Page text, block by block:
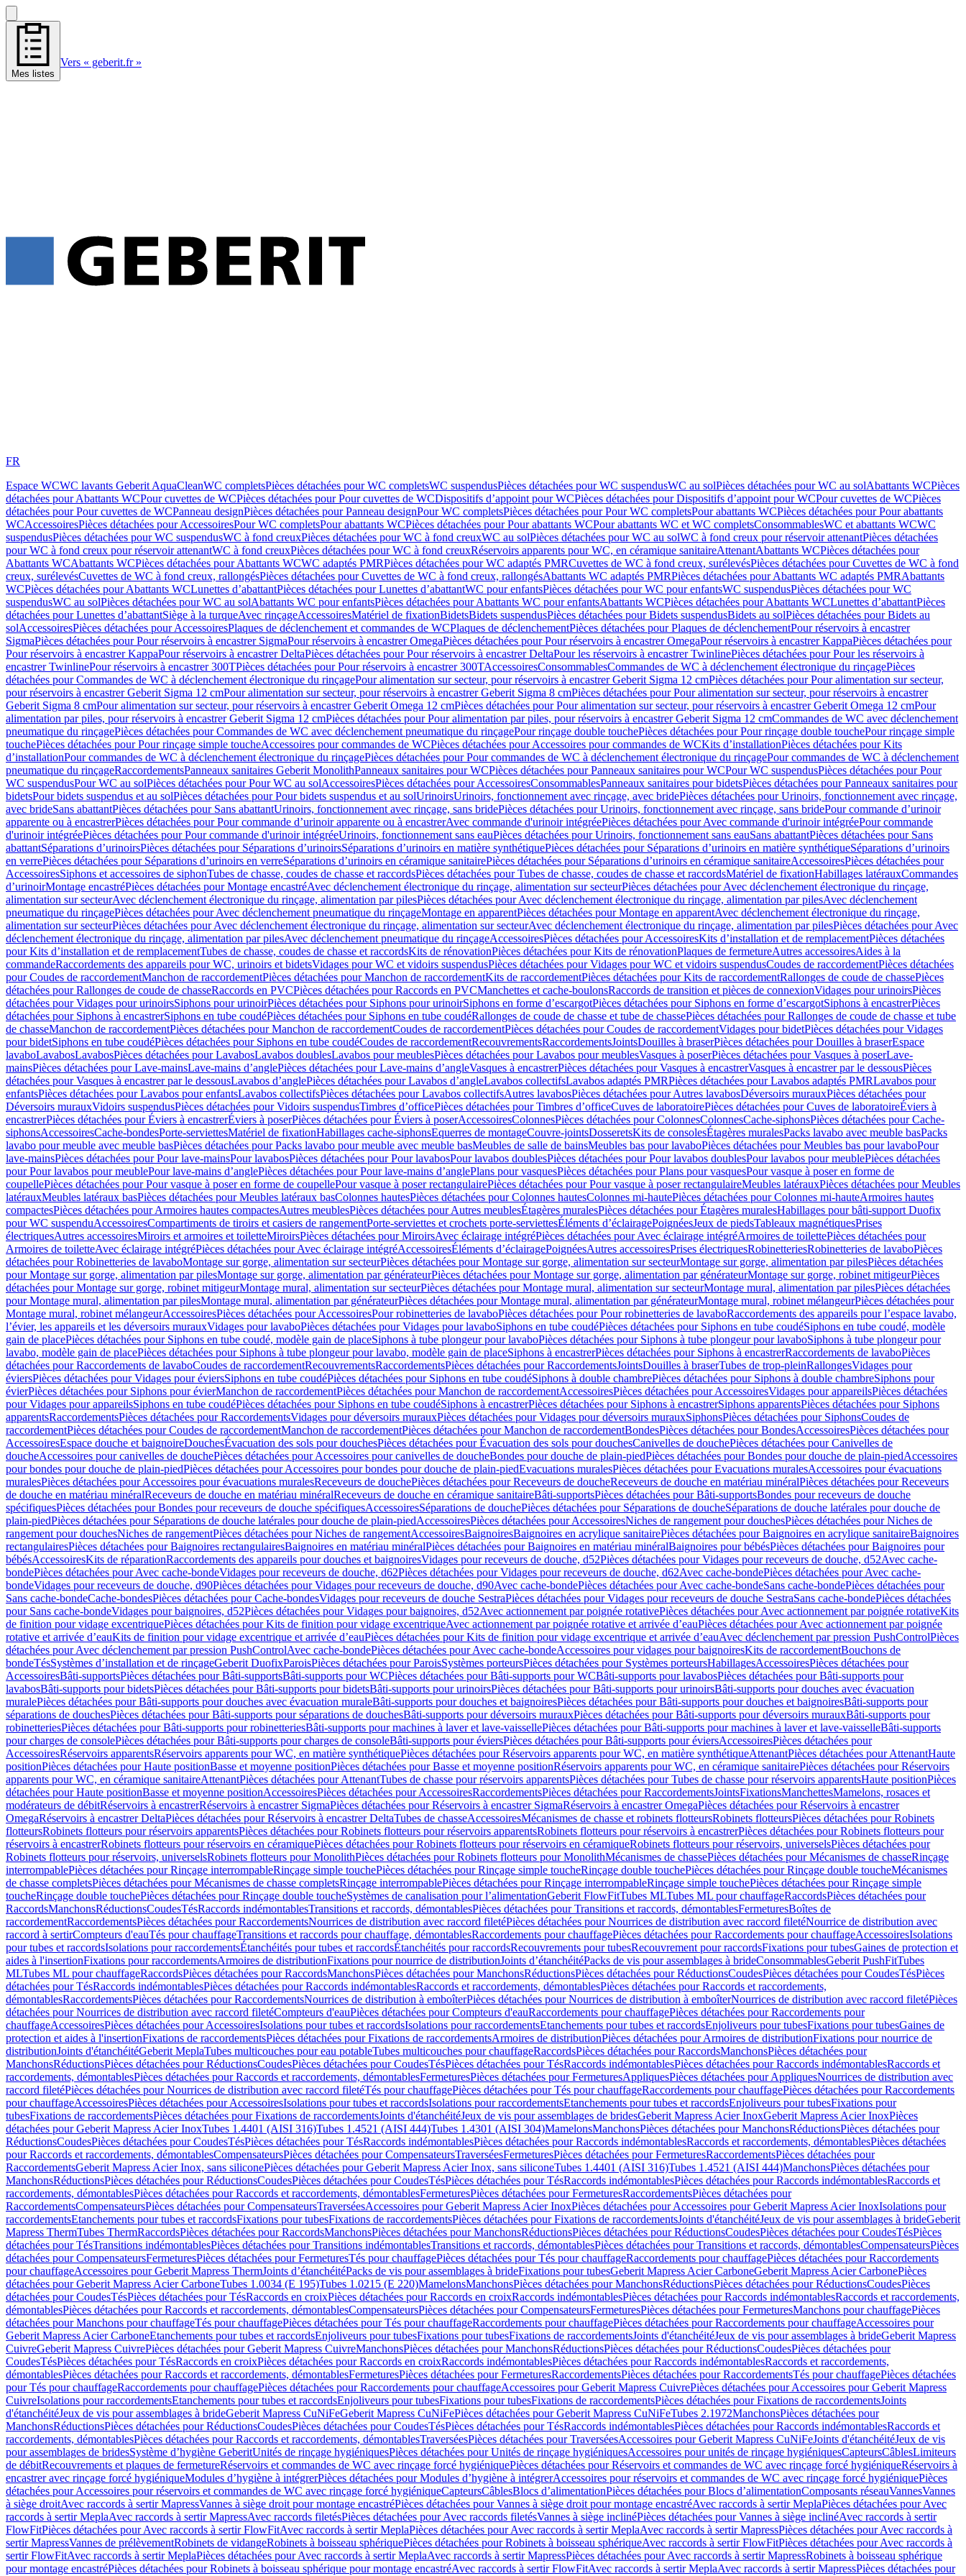
Mes listes
Vers « geberit.fr »
FR
Espace WCWC lavants Geberit AquaCleanWC completsPièces détachées pour WC completsWC suspendusPièces détachées pour WC suspendusWC au solPièces détachées pour WC au solAbattants WCPièces
détachées pour Abattants WCPour cuvettes de WCPièces détachées pour Pour cuvettes de WCDispositifs d’appoint pour WCPièces détachées pour Dispositifs d’appoint pour WCPour cuvettes de WCPièces
détachées pour Pour cuvettes de WCPanneau designPièces détachées pour Panneau designPour WC completsPièces détachées pour Pour WC completsPour abattants WCPièces détachées pour Pour abattants
WCAccessoiresPièces détachées pour AccessoiresPour WC completsPour abattants WCPièces détachées pour Pour abattants WCPour abattants WC et WC completsConsommablesWC et abattants WCWC
suspendusPièces détachées pour WC suspendusWC à fond creuxPièces détachées pour WC à fond creuxWC au solPièces détachées pour WC au solWC à fond creux pour réservoir attenantPièces détachées
pour WC à fond creux pour réservoir attenantWC à fond creuxPièces détachées pour WC à fond creuxRéservoirs apparents pour WC, en céramique sanitaireAttenantAbattants WCPièces détachées pour
Abattants WCAbattants WCPièces détachées pour Abattants WCWC adaptés PMRPièces détachées pour WC adaptés PMRCuvettes de WC à fond creux, surélevésPièces détachées pour Cuvettes de WC à fond
creux, surélevésCuvettes de WC à fond creux, rallongésPièces détachées pour Cuvettes de WC à fond creux, rallongésAbattants WC adaptés PMRPièces détachées pour Abattants WC adaptés PMRAbattants
WCPièces détachées pour Abattants WCLunettes d’abattantPièces détachées pour Lunettes d’abattantWC pour enfantsPièces détachées pour WC pour enfantsWC suspendusPièces détachées pour WC
suspendusWC au solPièces détachées pour WC au solAbattants WC pour enfantsPièces détachées pour Abattants WC pour enfantsAbattants WCPièces détachées pour Abattants WCLunettes d’abattantPièces
détachées pour Lunettes d’abattantSiège à la turqueAvec rinçageAccessoiresMatériel de fixationBidetsBidets suspendusPièces détachées pour Bidets suspendusBidets au solPièces détachées pour Bidets au
solAccessoiresPièces détachées pour AccessoiresPlaques de déclenchement et commandes de WCPlaques de déclenchementPièces détachées pour Plaques de déclenchementPour réservoirs à encastrer
SigmaPièces détachées pour Pour réservoirs à encastrer SigmaPour réservoirs à encastrer OmegaPièces détachées pour Pour réservoirs à encastrer OmegaPour réservoirs à encastrer KappaPièces détachées pour
Pour réservoirs à encastrer KappaPour réservoirs à encastrer DeltaPièces détachées pour Pour réservoirs à encastrer DeltaPour les réservoirs à encastrer TwinlinePièces détachées pour Pour les réservoirs à
encastrer TwinlinePour réservoirs à encastrer 300TPièces détachées pour Pour réservoirs à encastrer 300TAccessoiresConsommablesCommandes de WC à déclenchement électronique du rinçagePièces
détachées pour Commandes de WC à déclenchement électronique du rinçagePour alimentation sur secteur, pour réservoirs à encastrer Geberit Sigma 12 cmPièces détachées pour Pour alimentation sur secteur,
pour réservoirs à encastrer Geberit Sigma 12 cmPour alimentation sur secteur, pour réservoirs à encastrer Geberit Sigma 8 cmPièces détachées pour Pour alimentation sur secteur, pour réservoirs à encastrer
Geberit Sigma 8 cmPour alimentation sur secteur, pour réservoirs à encastrer Geberit Omega 12 cmPièces détachées pour Pour alimentation sur secteur, pour réservoirs à encastrer Geberit Omega 12 cmPour
alimentation par piles, pour réservoirs à encastrer Geberit Sigma 12 cmPièces détachées pour Pour alimentation par piles, pour réservoirs à encastrer Geberit Sigma 12 cmCommandes de WC avec déclenchement
pneumatique du rinçagePièces détachées pour Commandes de WC avec déclenchement pneumatique du rinçagePour rinçage double touchePièces détachées pour Pour rinçage double touchePour rinçage simple
touchePièces détachées pour Pour rinçage simple toucheAccessoires pour commandes de WCPièces détachées pour Accessoires pour commandes de WCKits d’installationPièces détachées pour Kits
d’installationPour commandes de WC à déclenchement électronique du rinçagePièces détachées pour Pour commandes de WC à déclenchement électronique du rinçagePour commandes de WC à déclenchement
pneumatique du rinçageRaccordementsPanneaux sanitaires Geberit MonolithPanneaux sanitaires pour WCPièces détachées pour Panneaux sanitaires pour WCPour WC suspendusPièces détachées pour Pour
WC suspendusPour WC au solPièces détachées pour Pour WC au solAccessoiresPièces détachées pour AccessoiresConsommablesPanneaux sanitaires pour bidetsPièces détachées pour Panneaux sanitaires pour
bidetsPour bidets suspendus et au solPièces détachées pour Pour bidets suspendus et au solUrinoirsUrinoirs, fonctionnement avec rinçage, avec bridePièces détachées pour Urinoirs, fonctionnement avec rinçage,
avec brideSans abattantPièces détachées pour Sans abattantUrinoirs, fonctionnement avec rinçage, sans bridePièces détachées pour Urinoirs, fonctionnement avec rinçage, sans bridePour commande d’urinoir
apparente ou à encastrerPièces détachées pour Pour commande d’urinoir apparente ou à encastrerAvec commande d'urinoir intégréePièces détachées pour Avec commande d'urinoir intégréePour commande
d'urinoir intégréePièces détachées pour Pour commande d'urinoir intégréeUrinoirs, fonctionnement sans eauPièces détachées pour Urinoirs, fonctionnement sans eauSans abattantPièces détachées pour Sans
abattantSéparations d’urinoirsPièces détachées pour Séparations d’urinoirsSéparations d’urinoirs en matière synthétiquePièces détachées pour Séparations d’urinoirs en matière synthétiqueSéparations d’urinoirs
en verrePièces détachées pour Séparations d’urinoirs en verreSéparations d’urinoirs en céramique sanitairePièces détachées pour Séparations d’urinoirs en céramique sanitaireAccessoiresPièces détachées pour
AccessoiresSiphons et accessoires de siphonTubes de chasse, coudes de chasse et raccordsPièces détachées pour Tubes de chasse, coudes de chasse et raccordsMatériel de fixationHabillages latérauxCommandes
dʼurinoirMontage encastréPièces détachées pour Montage encastréAvec déclenchement électronique du rinçage, alimentation sur secteurPièces détachées pour Avec déclenchement électronique du rinçage,
alimentation sur secteurAvec déclenchement électronique du rinçage, alimentation par pilesPièces détachées pour Avec déclenchement électronique du rinçage, alimentation par pilesAvec déclenchement
pneumatique du rinçagePièces détachées pour Avec déclenchement pneumatique du rinçageMontage en apparentPièces détachées pour Montage en apparentAvec déclenchement électronique du rinçage,
alimentation sur secteurPièces détachées pour Avec déclenchement électronique du rinçage, alimentation sur secteurAvec déclenchement électronique du rinçage, alimentation par pilesPièces détachées pour Avec
déclenchement électronique du rinçage, alimentation par pilesAvec déclenchement pneumatique du rinçageAccessoiresPièces détachées pour AccessoiresKits d’installation et de remplacementPièces détachées
pour Kits d’installation et de remplacementTubes de chasse, coudes de chasse et raccordsKits de rénovationPièces détachées pour Kits de rénovationPlaques de fermetureAutres accessoiresAides à la
commandeRaccordements des appareils pour WC, urinoirs et bidetsVidages pour WC et vidoirs suspendusPièces détachées pour Vidages pour WC et vidoirs suspendusCoudes de raccordementPièces détachées
pour Coudes de raccordementManchon de raccordementPièces détachées pour Manchon de raccordementKits de raccordementPièces détachées pour Kits de raccordementRallonges de coude de chassePièces
détachées pour Rallonges de coude de chasseRaccords en PVCPièces détachées pour Raccords en PVCManchettes et cache-boulonsRaccords de transition et pièces de connexionVidages pour urinoirsPièces
détachées pour Vidages pour urinoirsSiphons pour urinoirPièces détachées pour Siphons pour urinoirSiphons en forme d’escargotPièces détachées pour Siphons en forme d’escargotSiphons à encastrerPièces
détachées pour Siphons à encastrerSiphons en tube coudéPièces détachées pour Siphons en tube coudéRallonges de coude de chasse et tube de chassePièces détachées pour Rallonges de coude de chasse et tube
de chasseManchon de raccordementPièces détachées pour Manchon de raccordementCoudes de raccordementPièces détachées pour Coudes de raccordementVidages pour bidetPièces détachées pour Vidages
pour bidetSiphons en tube coudéPièces détachées pour Siphons en tube coudéCoudes de raccordementRecouvrementsRaccordementsJointsDouilles à braserPièces détachées pour Douilles à braserEspace
lavaboLavabosLavabosPièces détachées pour LavabosLavabos doublesLavabos pour meublesPièces détachées pour Lavabos pour meublesVasques à poserPièces détachées pour Vasques à poserLave-
mainsPièces détachées pour Lave-mainsLave-mains d’anglePièces détachées pour Lave-mains d’angleVasques à encastrerPièces détachées pour Vasques à encastrerVasques à encastrer par le dessousPièces
détachées pour Vasques à encastrer par le dessousLavabos d’anglePièces détachées pour Lavabos d’angleLavabos collectifsLavabos adaptés PMRPièces détachées pour Lavabos adaptés PMRLavabos pour
enfantsPièces détachées pour Lavabos pour enfantsLavabos collectifsPièces détachées pour Lavabos collectifsAutres lavabosPièces détachées pour Autres lavabosDéversoirs murauxPièces détachées pour
Déversoirs murauxVidoirs suspendusPièces détachées pour Vidoirs suspendusTimbres dʼofficePièces détachées pour Timbres dʼofficeCuves de laboratoirePièces détachées pour Cuves de laboratoireÉviers à
encastrerPièces détachées pour Éviers à encastrerÉviers à poserPièces détachées pour Éviers à poserAccessoiresColonnesPièces détachées pour ColonnesColonnesCache-siphonsPièces détachées pour Cache-
siphonsAccessoiresCache-bondesPorte-serviettesMatériel de fixationHabillages cache-siphonsEquerres de montageCouvre-jointsDosseretsKits de consolesÉtagères muralesPacks lavabo avec meuble basPacks
lavabo pour meuble avec meuble basPièces détachées pour Packs lavabo pour meuble avec meuble basMeubles de salle de bainsMeubles bas pour lavaboPièces détachées pour Meubles bas pour lavaboPour
lave-mainsPièces détachées pour Pour lave-mainsPour lavabosPièces détachées pour Pour lavabosPour lavabos doublesPièces détachées pour Pour lavabos doublesPour lavabos pour meublePièces détachées
pour Pour lavabos pour meublePour lave-mains d’anglePièces détachées pour Pour lave-mains d’anglePlans pour vasquesPièces détachées pour Plans pour vasquesPour vasque à poser en forme de
coupellePièces détachées pour Pour vasque à poser en forme de coupellePour vasque à poser rectangulairePièces détachées pour Pour vasque à poser rectangulaireMeubles latérauxPièces détachées pour Meubles
latérauxMeubles latéraux basPièces détachées pour Meubles latéraux basColonnes hautesPièces détachées pour Colonnes hautesColonnes mi-hautePièces détachées pour Colonnes mi-hauteArmoires hautes
compactesPièces détachées pour Armoires hautes compactesAutres meublesPièces détachées pour Autres meublesÉtagères muralesPièces détachées pour Étagères muralesHabillages pour bâti-support Duofix
pour WC suspenduAccessoiresCompartiments de tiroirs et casiers de rangementPorte-serviettes et crochets porte-serviettesÉléments d’éclairagePoignéesJeux de piedsTableaux magnétiquesPrises
électriquesAutres accessoiresMiroirs et armoires et toiletteMiroirsPièces détachées pour MiroirsAvec éclairage intégréPièces détachées pour Avec éclairage intégréArmoires de toilettePièces détachées pour
Armoires de toiletteAvec éclairage intégréPièces détachées pour Avec éclairage intégréAccessoiresÉléments d’éclairagePoignéesAutres accessoiresPrises électriquesRobinetteriesRobinetteries de lavaboPièces
détachées pour Robinetteries de lavaboMontage sur gorge, alimentation sur secteurPièces détachées pour Montage sur gorge, alimentation sur secteurMontage sur gorge, alimentation par pilesPièces détachées
pour Montage sur gorge, alimentation par pilesMontage sur gorge, alimentation par générateurPièces détachées pour Montage sur gorge, alimentation par générateurMontage sur gorge, robinet mitigeurPièces
détachées pour Montage sur gorge, robinet mitigeurMontage mural, alimentation sur secteurPièces détachées pour Montage mural, alimentation sur secteurMontage mural, alimentation par pilesPièces détachées
pour Montage mural, alimentation par pilesMontage mural, alimentation par générateurPièces détachées pour Montage mural, alimentation par générateurMontage mural, robinet mélangeurPièces détachées pour
Montage mural, robinet mélangeurAccessoiresPièces détachées pour AccessoiresPour robinetteries de lavaboPièces détachées pour Pour robinetteries de lavaboRaccordements des appareils pour l’espace lavabo,
l’évier, les appareils et les déversoirs murauxVidages pour lavaboPièces détachées pour Vidages pour lavaboSiphons en tube coudéPièces détachées pour Siphons en tube coudéSiphons en tube coudé, modèle
gain de placePièces détachées pour Siphons en tube coudé, modèle gain de placeSiphons à tube plongeur pour lavaboPièces détachées pour Siphons à tube plongeur pour lavaboSiphons à tube plongeur pour
lavabo, modèle gain de placePièces détachées pour Siphons à tube plongeur pour lavabo, modèle gain de placeSiphons à encastrerPièces détachées pour Siphons à encastrerRaccordements de lavaboPièces
détachées pour Raccordements de lavaboCoudes de raccordementRecouvrementsRaccordementsPièces détachées pour RaccordementsJointsDouilles à braserTubes de trop-pleinRallongesVidages pour
éviersPièces détachées pour Vidages pour éviersSiphons en tube coudéPièces détachées pour Siphons en tube coudéSiphons à double chambrePièces détachées pour Siphons à double chambreSiphons pour
évierPièces détachées pour Siphons pour évierManchon de raccordementPièces détachées pour Manchon de raccordementAccessoiresPièces détachées pour AccessoiresVidages pour appareilsPièces détachées
pour Vidages pour appareilsSiphons en tube coudéPièces détachées pour Siphons en tube coudéSiphons à encastrerPièces détachées pour Siphons à encastrerSiphons apparentsPièces détachées pour Siphons
apparentsRaccordementsPièces détachées pour RaccordementsVidages pour déversoirs murauxPièces détachées pour Vidages pour déversoirs murauxSiphonsPièces détachées pour SiphonsCoudes de
raccordementPièces détachées pour Coudes de raccordementManchon de raccordementPièces détachées pour Manchon de raccordementBondesPièces détachées pour BondesAccessoiresPièces détachées pour
AccessoiresEspace douche et baignoireDouchesÉvacuation des sols pour douchesPièces détachées pour Évacuation des sols pour douchesCanivelles de douchePièces détachées pour Canivelles de
doucheAccessoires pour canivelles de douchePièces détachées pour Accessoires pour canivelles de doucheBondes pour douche de plain-piedPièces détachées pour Bondes pour douche de plain-piedAccessoires
pour bondes pour douche de plain-piedPièces détachées pour Accessoires pour bondes pour douche de plain-piedEvacuations muralesPièces détachées pour Evacuations muralesAccessoires pour évacuations
muralesPièces détachées pour Accessoires pour évacuations muralesReceveurs de douchePièces détachées pour Receveurs de doucheReceveurs de douche en matériau minéralPièces détachées pour Receveurs
de douche en matériau minéralReceveurs de douche en matériau minéralReceveurs de douche en céramique sanitaireBâti-supportsPièces détachées pour Bâti-supportsBondes pour receveurs de douche
spécifiquesPièces détachées pour Bondes pour receveurs de douche spécifiquesAccessoiresSéparations de douchePièces détachées pour Séparations de doucheSéparations de douche latérales pour douche de
plain-piedPièces détachées pour Séparations de douche latérales pour douche de plain-piedAccessoiresPièces détachées pour AccessoiresNiches de rangement pour douchesPièces détachées pour Niches de
rangement pour douchesNiches de rangementPièces détachées pour Niches de rangementAccessoiresBaignoiresBaignoires en acrylique sanitairePièces détachées pour Baignoires en acrylique sanitaireBaignoires
rectangulairesPièces détachées pour Baignoires rectangulairesBaignoires en matériau minéralPièces détachées pour Baignoires en matériau minéralBaignoires pour bébésPièces détachées pour Baignoires pour
bébésAccessoiresKits de réparationRaccordements des appareils pour douches et baignoiresVidages pour receveurs de douche, d52Pièces détachées pour Vidages pour receveurs de douche, d52Avec cache-
bondePièces détachées pour Avec cache-bondeVidages pour receveurs de douche, d62Pièces détachées pour Vidages pour receveurs de douche, d62Avec cache-bondePièces détachées pour Avec cache-
bondeVidages pour receveurs de douche, d90Pièces détachées pour Vidages pour receveurs de douche, d90Avec cache-bondePièces détachées pour Avec cache-bondeSans cache-bondePièces détachées pour
Sans cache-bondeCache-bondesPièces détachées pour Cache-bondesVidages pour receveurs de douche SestraPièces détachées pour Vidages pour receveurs de douche SestraSans cache-bondePièces détachées
pour Sans cache-bondeVidages pour baignoires, d52Pièces détachées pour Vidages pour baignoires, d52Avec actionnement par poignée rotativePièces détachées pour Avec actionnement par poignée rotativeKits
de finition pour vidage excentriquePièces détachées pour Kits de finition pour vidage excentriqueAvec actionnement par poignée rotative et arrivée d’eauPièces détachées pour Avec actionnement par poignée
rotative et arrivée d’eauKits de finition pour vidage excentrique et arrivée d’eauPièces détachées pour Kits de finition pour vidage excentrique et arrivée d’eauAvec déclenchement par pression PushControlPièces
détachées pour Avec déclenchement par pression PushControlAvec cache-bondePièces détachées pour Avec cache-bondeAccessoires pour vidages pour baignoiresKits de raccordementBouchons de
bondeTésSystèmes d’installation et de rinçageGeberit DuofixParoisPièces détachées pour ParoisSystèmes porteursPièces détachées pour Systèmes porteursHabillagesAccessoiresPièces détachées pour
AccessoiresBâti-supportsPièces détachées pour Bâti-supportsBâti-supports pour WCPièces détachées pour Bâti-supports pour WCBâti-supports pour lavabosPièces détachées pour Bâti-supports pour
lavabosBâti-supports pour bidetsPièces détachées pour Bâti-supports pour bidetsBâti-supports pour urinoirsPièces détachées pour Bâti-supports pour urinoirsBâti-supports pour douches avec évacuation
muralePièces détachées pour Bâti-supports pour douches avec évacuation muraleBâti-supports pour douches et baignoiresPièces détachées pour Bâti-supports pour douches et baignoiresBâti-supports pour
séparations de douchesPièces détachées pour Bâti-supports pour séparations de douchesBâti-supports pour déversoirs murauxPièces détachées pour Bâti-supports pour déversoirs murauxBâti-supports pour
robinetteriesPièces détachées pour Bâti-supports pour robinetteriesBâti-supports pour machines à laver et lave-vaissellePièces détachées pour Bâti-supports pour machines à laver et lave-vaisselleBâti-supports
pour charges de consolePièces détachées pour Bâti-supports pour charges de consoleBâti-supports pour éviersPièces détachées pour Bâti-supports pour éviersAccessoiresPièces détachées pour
AccessoiresRéservoirs apparentsRéservoirs apparents pour WC, en matière synthétiquePièces détachées pour Réservoirs apparents pour WC, en matière synthétiqueAttenantPièces détachées pour AttenantHaute
positionPièces détachées pour Haute positionBasse et moyenne positionPièces détachées pour Basse et moyenne positionRéservoirs apparents pour WC, en céramique sanitairePièces détachées pour Réservoirs
apparents pour WC, en céramique sanitaireAttenantPièces détachées pour AttenantTubes de chasse pour réservoirs apparentsPièces détachées pour Tubes de chasse pour réservoirs apparentsHaute positionPièces
détachées pour Haute positionBasse et moyenne positionAccessoiresPièces détachées pour AccessoiresRaccordementsPièces détachées pour RaccordementsJointsFixationsManchettesMamelons, rosaces et
modérateurs de débitRéservoirs à encastrerRéservoirs à encastrer SigmaPièces détachées pour Réservoirs à encastrer SigmaRéservoirs à encastrer OmegaPièces détachées pour Réservoirs à encastrer
OmegaRéservoirs à encastrer DeltaPièces détachées pour Réservoirs à encastrer DeltaTubes de chasseAccessoiresMécanismes de chasse et robinets flotteursRobinets flotteursPièces détachées pour Robinets
flotteursRobinets flotteurs pour réservoirs apparentsPièces détachées pour Robinets flotteurs pour réservoirs apparentsRobinets flotteurs pour réservoirs à encastrerPièces détachées pour Robinets flotteurs pour
réservoirs à encastrerRobinets flotteurs pour réservoirs en céramiquePièces détachées pour Robinets flotteurs pour réservoirs en céramiqueRobinets flotteurs pour réservoirs, universelsPièces détachées pour
Robinets flotteurs pour réservoirs, universelsRobinets flotteurs pour MonolithPièces détachées pour Robinets flotteurs pour MonolithMécanismes de chassePièces détachées pour Mécanismes de chasseRinçage
interrompablePièces détachées pour Rinçage interrompableRinçage simple touchePièces détachées pour Rinçage simple toucheRinçage double touchePièces détachées pour Rinçage double toucheMécanismes
de chasse completsPièces détachées pour Mécanismes de chasse completsRinçage interrompablePièces détachées pour Rinçage interrompableRinçage simple touchePièces détachées pour Rinçage simple
toucheRinçage double touchePièces détachées pour Rinçage double toucheSystèmes de canalisation pour l’alimentationGeberit FlowFitTubes MLTubes ML pour chauffageRaccordsPièces détachées pour
RaccordsManchonsRéductionsCoudesTésRaccords indémontablesTransitions et raccords, démontablesPièces détachées pour Transitions et raccords, démontablesFermeturesBoîtes de
raccordementRaccordementsPièces détachées pour RaccordementsNourrices de distribution avec raccord filetéPièces détachées pour Nourrices de distribution avec raccord filetéNourrice de distribution avec
raccord à sertirCompteurs d'eauTés pour chauffageTransitions et raccords pour chauffage, démontablesRaccordements pour chauffagePièces détachées pour Raccordements pour chauffageAccessoiresIsolations
pour tubes et raccordsIsolations pour raccordementsÉtanchéités pour tubes et raccordsÉtanchéités pour raccordsRecouvrements pour tubesRecouvrement pour raccordsFixations pour tubesGaines de protection et
aides à l'insertionFixations pour raccordementsArmoires de distributionFixations pour nourrice de distributionJoints d’étanchéitéPacks de vis pour assemblages à brideConsommablesGeberit PushFitTubes
MLTubes ML pour chauffageRaccordsPièces détachées pour RaccordsManchonsPièces détachées pour ManchonsRéductionsPièces détachées pour RéductionsCoudesPièces détachées pour CoudesTésPièces
détachées pour TésRaccords indémontablesPièces détachées pour Raccords indémontablesRaccords et raccordements, démontablesPièces détachées pour Raccords et raccordements,
démontablesRaccordementsPièces détachées pour RaccordementsNourrices de distribution à emboîterPièces détachées pour Nourrices de distribution à emboîterNourrices de distribution avec raccord filetéPièces
détachées pour Nourrices de distribution avec raccord filetéCompteurs d'eauPièces détachées pour Compteurs d'eauRaccordements pour chauffagePièces détachées pour Raccordements pour
chauffageAccessoiresPièces détachées pour AccessoiresIsolations pour tubes et raccordsIsolations pour raccordementsEtanchements pour tubes et raccordsEnjoliveurs pour tubesFixations pour tubesGaines de
protection et aides à l'insertionFixations de raccordementsPièces détachées pour Fixations de raccordementsArmoires de distributionPièces détachées pour Armoires de distributionFixations pour nourrice de
distributionJoints d'étanchéitéGeberit MeplaTubes multicouches pour eau potableTubes multicouches pour chauffageRaccordsPièces détachées pour RaccordsManchonsPièces détachées pour
ManchonsRéductionsPièces détachées pour RéductionsCoudesPièces détachées pour CoudesTésPièces détachées pour TésRaccords indémontablesPièces détachées pour Raccords indémontablesRaccords et
raccordements, démontablesPièces détachées pour Raccords et raccordements, démontablesFermeturesPièces détachées pour FermeturesAppliquesPièces détachées pour AppliquesNourrices de distribution avec
raccord filetéPièces détachées pour Nourrices de distribution avec raccord filetéTés pour chauffagePièces détachées pour Tés pour chauffageRaccordements pour chauffagePièces détachées pour Raccordements
pour chauffageAccessoiresPièces détachées pour AccessoiresIsolations pour tubes et raccordsIsolations pour raccordementsEtanchements pour tubes et raccordsEnjoliveurs pour tubesFixations pour
tubesFixations de raccordementsPièces détachées pour Fixations de raccordementsJoints d'étanchéitéJeux de vis pour assemblages de bridesGeberit Mapress Acier InoxGeberit Mapress Acier InoxPièces
détachées pour Geberit Mapress Acier InoxTubes 1.4401 (AISI 316)Tubes 1.4521 (AISI 444)Tubes 1.4301 (AISI 304)MamelonsManchonsPièces détachées pour ManchonsRéductionsPièces détachées pour
RéductionsCoudesPièces détachées pour CoudesTésPièces détachées pour TésRaccords indémontablesPièces détachées pour Raccords indémontablesRaccords et raccordements, démontablesPièces détachées
pour Raccords et raccordements, démontablesCompensateursPièces détachées pour CompensateursTraverséesFermeturesPièces détachées pour FermeturesRaccordementsPièces détachées pour
RaccordementsGeberit Mapress Acier Inox, sans siliconePièces détachées pour Geberit Mapress Acier Inox, sans siliconeTubes 1.4401 (AISI 316)Tubes 1.4521 (AISI 444)ManchonsPièces détachées pour
ManchonsRéductionsPièces détachées pour RéductionsCoudesPièces détachées pour CoudesTésPièces détachées pour TésRaccords indémontablesPièces détachées pour Raccords indémontablesRaccords et
raccordements, démontablesPièces détachées pour Raccords et raccordements, démontablesFermeturesPièces détachées pour FermeturesRaccordementsPièces détachées pour
RaccordementsCompensateursPièces détachées pour CompensateursTraverséesAccessoires pour Geberit Mapress Acier InoxPièces détachées pour Accessoires pour Geberit Mapress Acier InoxIsolations pour
raccordementsEtanchements pour tubes et raccordsFixations pour tubesFixations de raccordementsPièces détachées pour Fixations de raccordementsJoints d'étanchéitéJeux de vis pour assemblages à brideGeberit
Mapress ThermTubes ThermRaccordsPièces détachées pour RaccordsManchonsPièces détachées pour ManchonsRéductionsPièces détachées pour RéductionsCoudesPièces détachées pour CoudesTésPièces
détachées pour TésTransitions indémontablesPièces détachées pour Transitions indémontablesTransitions et raccords, démontablesPièces détachées pour Transitions et raccords, démontablesCompensateursPièces
détachées pour CompensateursFermeturesPièces détachées pour FermeturesTés pour chauffagePièces détachées pour Tés pour chauffageRaccordements pour chauffagePièces détachées pour Raccordements
pour chauffageAccessoires pour Geberit Mapress ThermJoints d’étanchéitéPacks de vis pour assemblages à brideFixations pour tubesGeberit Mapress Acier CarboneGeberit Mapress Acier CarbonePièces
détachées pour Geberit Mapress Acier CarboneTubes 1.0034 (E 195)Tubes 1.0215 (E 220)MamelonsManchonsPièces détachées pour ManchonsRéductionsPièces détachées pour RéductionsCoudesPièces
détachées pour CoudesTésPièces détachées pour TésRaccords en croixPièces détachées pour Raccords en croixRaccords indémontablesPièces détachées pour Raccords indémontablesRaccords et raccordements,
démontablesPièces détachées pour Raccords et raccordements, démontablesCompensateursPièces détachées pour CompensateursFermeturesPièces détachées pour FermeturesManchons pour chauffagePièces
détachées pour Manchons pour chauffageTés pour chauffagePièces détachées pour Tés pour chauffageRaccordements pour chauffagePièces détachées pour Raccordements pour chauffageAccessoires pour
Geberit Mapress Acier CarboneEtanchements pour tubes et raccordsEnjoliveurs pour tubesFixations pour tubesFixations de raccordementsJoints d'étanchéitéJeux de vis pour assemblages à brideGeberit Mapress
CuivreGeberit Mapress CuivrePièces détachées pour Geberit Mapress CuivreManchonsPièces détachées pour ManchonsRéductionsPièces détachées pour RéductionsCoudesPièces détachées pour
CoudesTésPièces détachées pour TésRaccords en croixPièces détachées pour Raccords en croixRaccords indémontablesPièces détachées pour Raccords indémontablesRaccords et raccordements,
démontablesPièces détachées pour Raccords et raccordements, démontablesFermeturesPièces détachées pour FermeturesRaccordementsPièces détachées pour RaccordementsTés pour chauffagePièces détachées
pour Tés pour chauffageRaccordements pour chauffagePièces détachées pour Raccordements pour chauffageAccessoires pour Geberit Mapress CuivrePièces détachées pour Accessoires pour Geberit Mapress
CuivreIsolations pour raccordementsEtanchements pour tubes et raccordsEnjoliveurs pour tubesFixations pour tubesFixations de raccordementsPièces détachées pour Fixations de raccordementsJoints
d'étanchéitéJeux de vis pour assemblages à brideGeberit Mapress CuNiFeGeberit Mapress CuNiFePièces détachées pour Geberit Mapress CuNiFeTubes 2.1972ManchonsPièces détachées pour
ManchonsRéductionsPièces détachées pour RéductionsCoudesPièces détachées pour CoudesTésPièces détachées pour TésRaccords indémontablesPièces détachées pour Raccords indémontablesRaccords et
raccordements, démontablesPièces détachées pour Raccords et raccordements, démontablesTraverséesPièces détachées pour TraverséesAccessoires pour Geberit Mapress CuNiFeJoints d'étanchéitéJeux de vis
pour assemblages de bridesSystème d’hygiène GeberitUnités de rinçage hygiéniquesPièces détachées pour Unités de rinçage hygiéniquesAccessoires pour unités de rinçage hygiéniquesCapteursCâblesLimiteurs
de débitRecouvrements et plaques de fermetureRéservoirs et commandes de WC avec rinçage forcé hygiéniquePièces détachées pour Réservoirs et commandes de WC avec rinçage forcé hygiéniqueRéservoirs à
encastrer avec rinçage forcé hygiéniqueModules d’hygiène à intégrerPièces détachées pour Modules d’hygiène à intégrerAccessoires pour réservoirs et commandes de WC avec rinçage forcé hygiéniquePièces
détachées pour Accessoires pour réservoirs et commandes de WC avec rinçage forcé hygiéniqueCapteursCâblesBlocs d’alimentationPièces détachées pour Blocs d’alimentationComposants réseauVannesVannes
à siège droitAvec raccords à sertir MapressVannes à siège droit pour montage encastréPièces détachées pour Vannes à siège droit pour montage encastréAvec raccords à sertir MeplaPièces détachées pour Avec
raccords à sertir MeplaAvec raccords à sertir MapressAvec raccords filetésPièces détachées pour Avec raccords filetésVannes à siège inclinéPièces détachées pour Vannes à siège inclinéAvec raccords à sertir
FlowFitPièces détachées pour Avec raccords à sertir FlowFitAvec raccords à sertir MeplaPièces détachées pour Avec raccords à sertir MeplaAvec raccords à sertir MapressPièces détachées pour Avec raccords à
sertir MapressVannes de prélèvementRobinets de vidangeRobinets à boisseau sphériquePièces détachées pour Robinets à boisseau sphériqueAvec raccords à sertir FlowFitPièces détachées pour Avec raccords à
sertir FlowFitAvec raccords à sertir MeplaPièces détachées pour Avec raccords à sertir MeplaAvec raccords à sertir MapressPièces détachées pour Avec raccords à sertir MapressRobinets à boisseau sphérique
pour montage encastréPièces détachées pour Robinets à boisseau sphérique pour montage encastréAvec raccords à sertir FlowFitAvec raccords à sertir MeplaAvec raccords à sertir MapressPièces détachées pour